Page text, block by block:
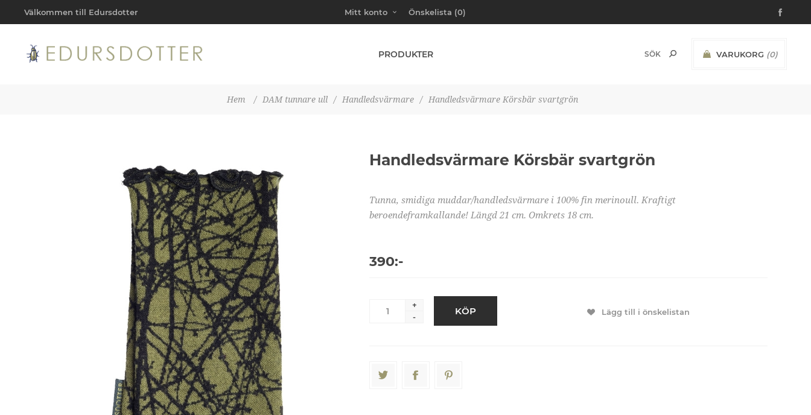
Välkommen till Edursdotter Mitt konto Önskelista (0)
VARUKORG (0)
PRODUKTER
Hem / DAM tunnare ull / Handledsvärmare / Handledsvärmare Körsbär svartgrön
Handledsvärmare Körsbär svartgrön
Tunna, smidiga muddar/handledsvärmare i 100% fin merinoull. Kraftigt
beroendeframkallande! Längd 21 cm. Omkrets 18 cm.
390:-
+
-
KÖP Lägg till i önskelistan